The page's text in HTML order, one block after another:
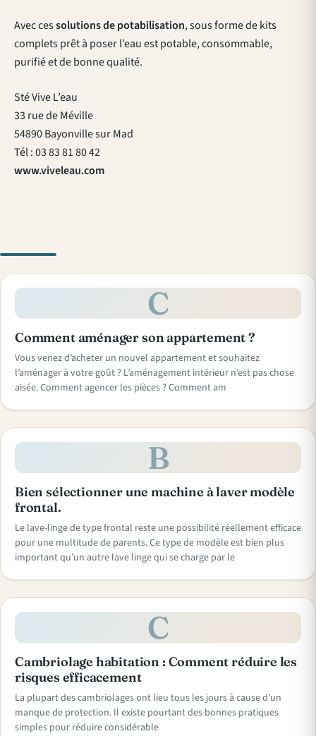
Avec cessolutions de potabilisation, sous forme de kits
complets prêt à poser l’eau est potable, consommable,
purifié et de bonne qualité.
Sté Vive L’eau
33 rue de Méville
54890 Bayonville sur Mad
Tél : 03 83 81 80 42
www.viveleau.com
C
Comment aménager son appartement ?
Vous venez d’acheter un nouvel appartement et souhaitez
l’aménager à votre goût ? L’aménagement intérieur n’est pas chose
aisée. Comment agencer les pièces ? Comment am
B
Bien sélectionner une machine à laver modèle
frontal.
Le lave-linge de type frontal reste une possibilité réellement efficace
pour une multitude de parents. Ce type de modèle est bien plus
important qu’un autre lave linge qui se charge par le
C
Cambriolage habitation : Comment réduire les
risques efficacement
La plupart des cambriolages ont lieu tous les jours à cause d’un
manque de protection. Il existe pourtant des bonnes pratiques
simples pour réduire considérable